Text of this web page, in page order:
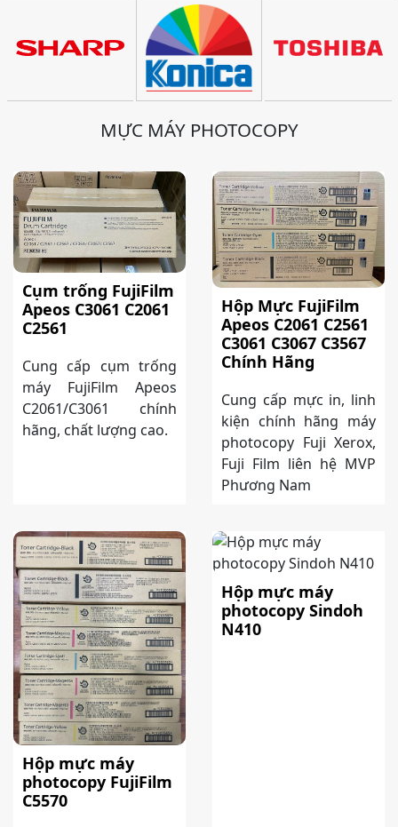
MỰC MÁY PHOTOCOPY
Cụm trống FujiFilm
Apeos C3061 C2061
C2561
Cung cấp cụm trống
máy FujiFilm Apeos
C2061/C3061 chính
hãng, chất lượng cao.
Hộp Mực FujiFilm
Apeos C2061 C2561
C3061 C3067 C3567
Chính Hãng
Cung cấp mực in, linh
kiện chính hãng máy
photocopy Fuji Xerox,
Fuji Film liên hệ MVP
Phương Nam
Hộp mực máy
photocopy FujiFilm
C5570
Hộp mực máy
photocopy Sindoh
N410